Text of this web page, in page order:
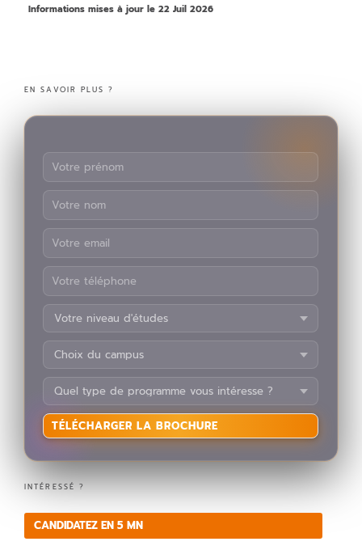
Informations mises à jour le 22 Juil 2026
EN SAVOIR PLUS ?
ui
e
INTÉRESSÉ ?
CANDIDATEZ EN 5 MN